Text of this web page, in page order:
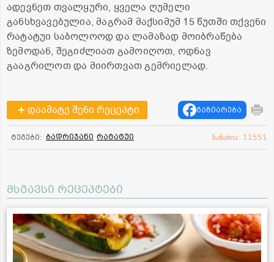
ადევნეთ თვალყური, ყველა ღუმელი
განსხვავებულია, მაგრამ მაქსიმუმ 15 წუთში თქვენი
რატატუი საბოლოოდ და ლამაზად მოიბრაწება
ზემოდან, შეგიძლიათ გამოიღოთ, ოდნავ
გააგრილოთ და მიირთვათ გემრიელად.
დაამატე შენი რეცეპტი გაზიარება
ტეგები: ბადრიჯანი რატატუი ნანახია: 11551
მსგავსი რეცეპტები